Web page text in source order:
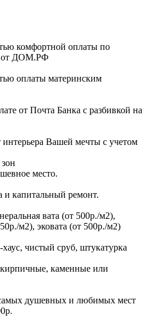
комфортной оплаты по
от ДОМ.РФ
оплаты материнским
от Почта Банка с разбивкой на
интерьера Вашей мечты с учетом
место.
и капитальный ремонт.
вата (от 500р./м2),
м2), эковата (от 500р./м2)
чистый сруб, штукатурка
каменные или
душевных и любимых мест